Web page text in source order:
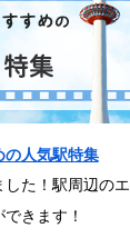
の人気駅特集
た！駅周辺のエ
きます！